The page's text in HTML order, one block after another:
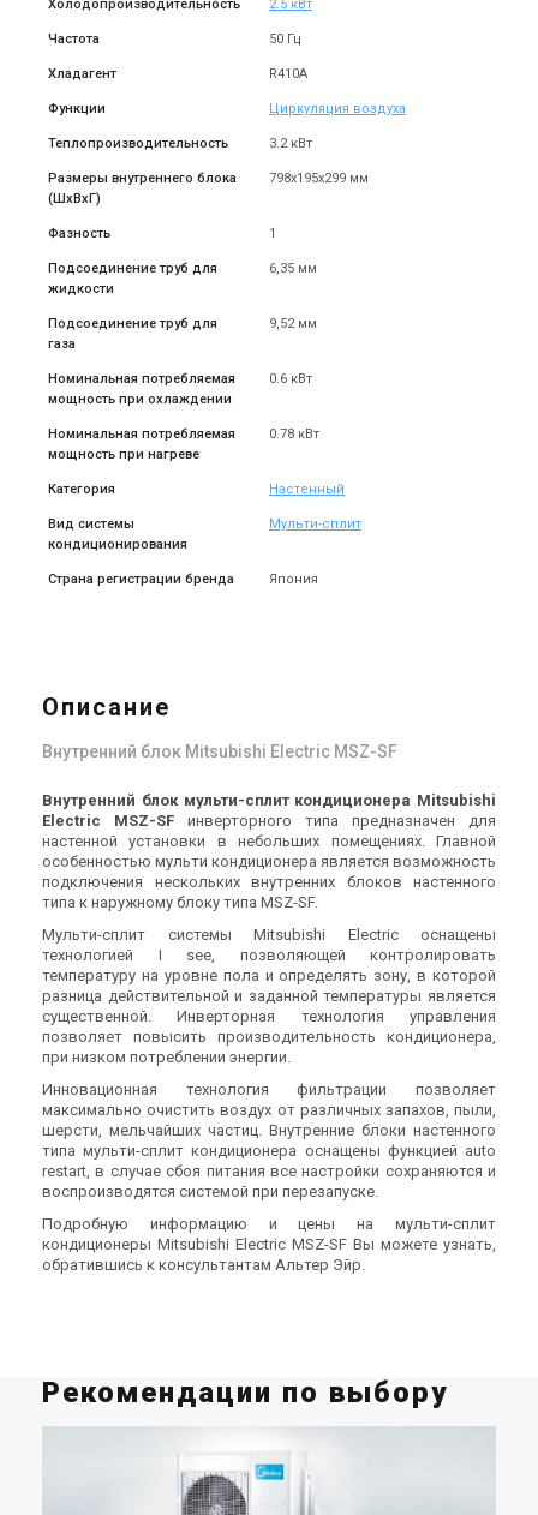
Холодопроизводительность 2.5 кВт
Частота 50 Гц
Хладагент R410A
Функции Циркуляция воздуха
Теплопроизводительность 3.2 кВт
Размеры внутреннего блока
(ШxВxГ)
798x195x299 мм
Фазность 1
Подсоединение труб для
жидкости
6,35 мм
Подсоединение труб для
газа
9,52 мм
Номинальная потребляемая
мощность при охлаждении
0.6 кВт
Номинальная потребляемая
мощность при нагреве
0.78 кВт
Категория Настенный
Вид системы
кондиционирования
Мульти-сплит
Страна регистрации бренда Япония
Описание
Внутренний блок Mitsubishi Electric MSZ-SF
Внутренний блок мульти-сплит кондиционера Mitsubishi
Electric MSZ-SF инверторного типа предназначен для
настенной установки в небольших помещениях. Главной
особенностью мульти кондиционера является возможность
подключения нескольких внутренних блоков настенного
типа к наружному блоку типа MSZ-SF.
Мульти-сплит системы Mitsubishi Electric оснащены
технологией I see, позволяющей контролировать
температуру на уровне пола и определять зону, в которой
разница действительной и заданной температуры является
существенной. Инверторная технология управления
позволяет повысить производительность кондиционера,
при низком потреблении энергии.
Инновационная технология фильтрации позволяет
максимально очистить воздух от различных запахов, пыли,
шерсти, мельчайших частиц. Внутренние блоки настенного
типа мульти-сплит кондиционера оснащены функцией auto
restart, в случае сбоя питания все настройки сохраняются и
воспроизводятся системой при перезапуске.
Подробную информацию и цены на мульти-сплит
кондиционеры Mitsubishi Electric MSZ-SF Вы можете узнать,
обратившись к консультантам Альтер Эйр.
Рекомендации по выбору